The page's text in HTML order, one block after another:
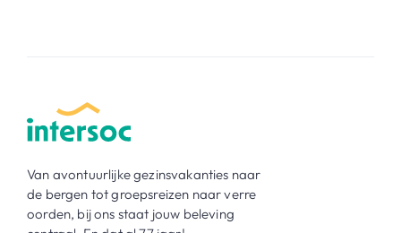
Van avontuurlijke gezinsvakanties naar
de bergen tot groepsreizen naar verre
oorden, bij ons staat jouw beleving